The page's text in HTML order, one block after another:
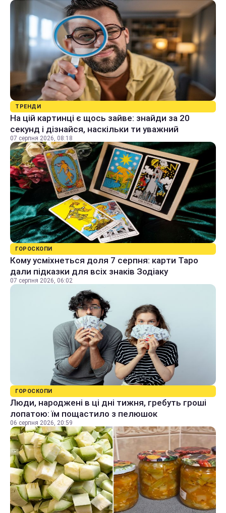
ТРЕНДИ
На цій картинці є щось зайве: знайди за 20
секунд і дізнайся, наскільки ти уважний
07 серпня 2026, 08:18
ГОРОСКОПИ
Кому усміхнеться доля 7 серпня: карти Таро
дали підказки для всіх знаків Зодіаку
07 серпня 2026, 06:02
ГОРОСКОПИ
Люди, народжені в ці дні тижня, гребуть гроші
лопатою: їм пощастило з пелюшок
06 серпня 2026, 20:59